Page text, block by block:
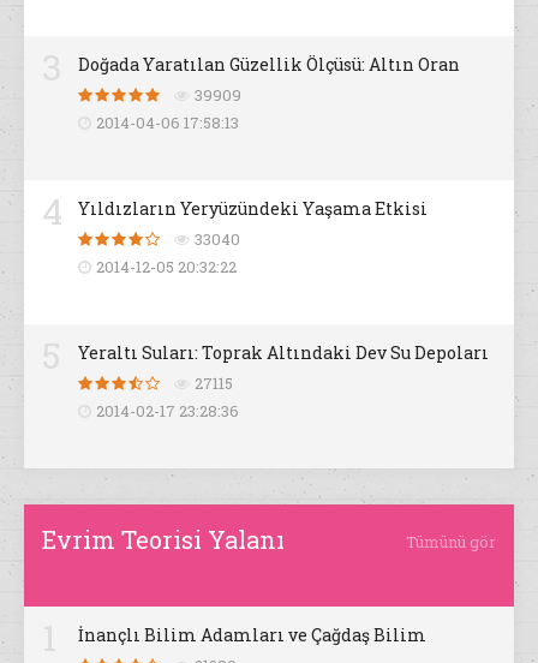
Doğada Yaratılan Güzellik Ölçüsü: Altın Oran
39909
2014-04-06 17:58:13
4 Yıldızların Yeryüzündeki Yaşama Etkisi
33040
2014-12-05 20:32:22
Yeraltı Suları: Toprak Altındaki Dev Su Depoları
27115
2014-02-17 23:28:36
Evrim Teorisi Yalanı Tümünü gör
İnançlı Bilim Adamları ve Çağdaş Bilim